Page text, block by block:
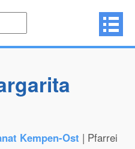
Kempen-Ost | Pfarrei